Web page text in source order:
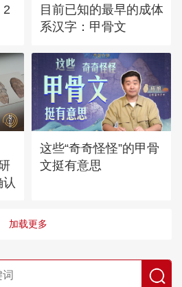
2
目前已知的最早的成体
系汉字：甲骨文
这些“奇奇怪怪”的甲骨
文挺有意思
加载更多